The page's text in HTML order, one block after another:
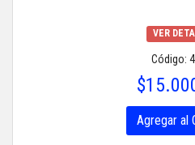
VER
Código:
Agregar al